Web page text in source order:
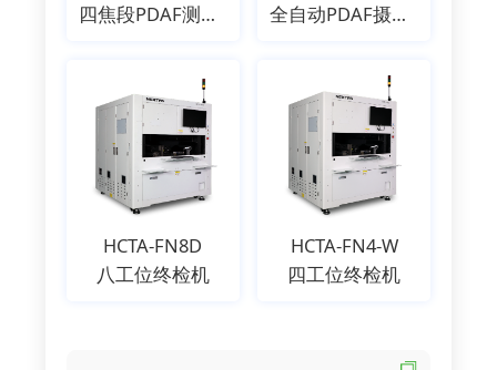
四焦段PDAF测试机
全自动PDAF摄像头烧录测试机
HCTA-FN8D
八工位终检机
HCTA-FN4-W
四工位终检机